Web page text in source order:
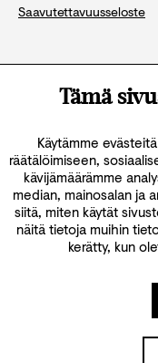
Tämä
Käytämme
räätälöimiseen,
kävijämäärämme
median, mainosalan ja
siitä, miten käytät
näitä tietoja muihin
kerätty, kun
Saavutettavuusseloste